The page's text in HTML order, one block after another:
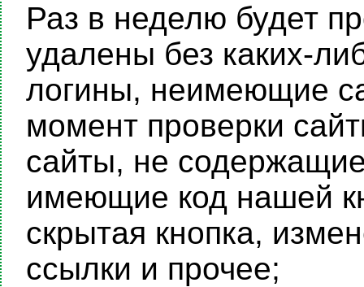
Раз в неделю будет
удалены без каких-
логины, неимеющие
момент проверки
сайты, не
имеющие код нашей
скрытая кнопка,
ссылки и прочее;